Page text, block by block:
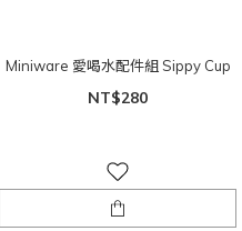
Miniware 愛喝水配件組 Sippy Cup
NT$280